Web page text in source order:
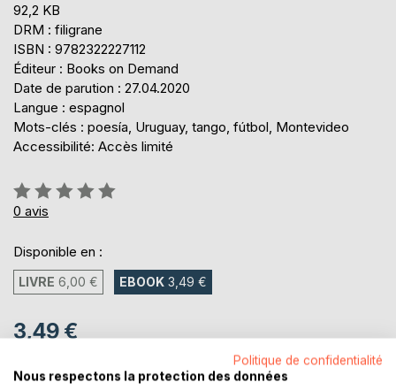
92,2 KB
DRM : filigrane
ISBN : 9782322227112
Éditeur : Books on Demand
Date de parution : 27.04.2020
Langue : espagnol
Mots-clés : poesía, Uruguay, tango, fútbol, Montevideo
Accessibilité: Accès limité
Évaluation:
0%
0 avis
Disponible en :
LIVRE 6,00 € EBOOK 3,49 €
3,49 €
Téléchargement disponible dès maintenant
Politique de confidentialité
Nous respectons la protection des données